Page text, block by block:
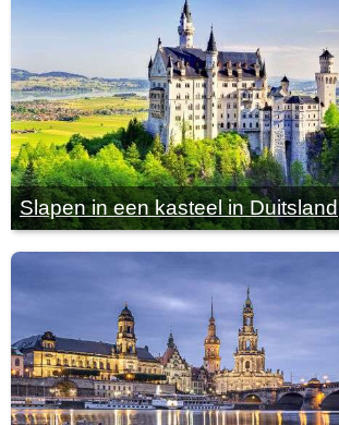
Slapen in een kasteel in Duitsland